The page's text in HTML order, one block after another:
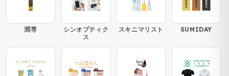
潤専
シンオプティク
ス
スキニマリスト SUMIDAY